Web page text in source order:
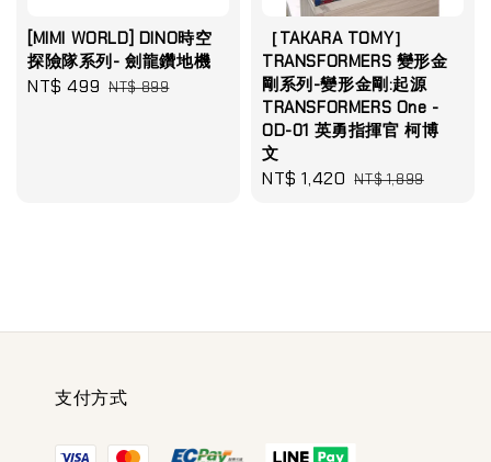
[MIMI WORLD] DINO時空
探險隊系列- 劍龍鑽地機
Sale
NT$ 499 Regular
NT$ 899
［TAKARA TOMY］
TRANSFORMERS 變形金
剛系列-變形金剛:起源
TRANSFORMERS One -
OD-01 英勇指揮官 柯博
文
Sale
NT$ 1,420 Regular
NT$ 1,899
支付方式